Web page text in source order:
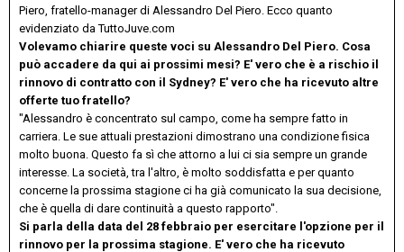
Piero, fratello-manager di Alessandro Del Piero. Ecco quanto
evidenziato da TuttoJuve.com
Volevamo chiarire queste voci su Alessandro Del Piero. Cosa
può accadere da qui ai prossimi mesi? E' vero che è a rischio il
rinnovo di contratto con il Sydney? E' vero che ha ricevuto altre
offerte tuo fratello?
"Alessandro è concentrato sul campo, come ha sempre fatto in
carriera. Le sue attuali prestazioni dimostrano una condizione fisica
molto buona. Questo fa sì che attorno a lui ci sia sempre un grande
interesse. La società, tra l'altro, è molto soddisfatta e per quanto
concerne la prossima stagione ci ha già comunicato la sua decisione,
che è quella di dare continuità a questo rapporto".
Si parla della data del 28 febbraio per esercitare l'opzione per il
rinnovo per la prossima stagione. E' vero che ha ricevuto